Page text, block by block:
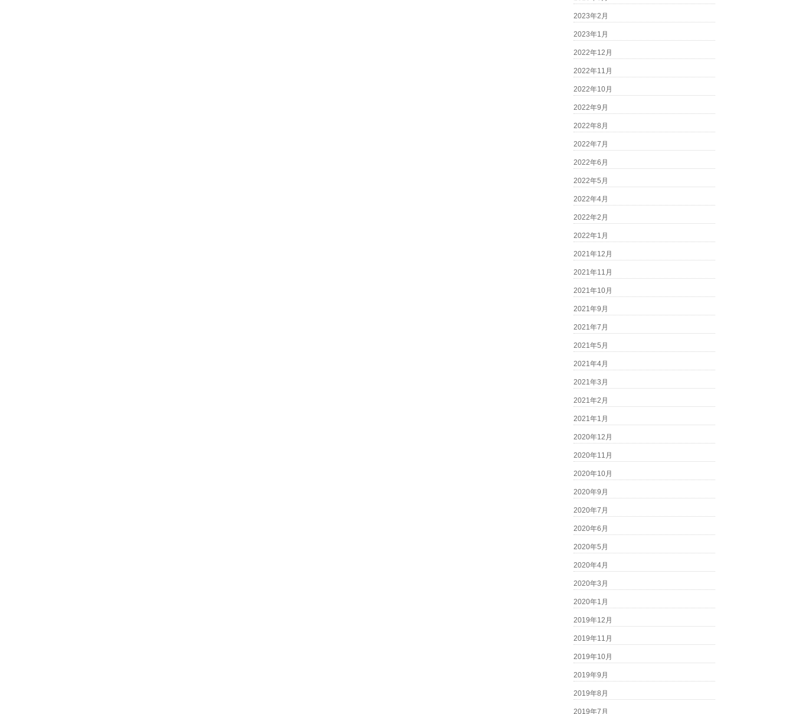
2023年2月
2023年1月
2022年12月
2022年11月
2022年10月
2022年9月
2022年8月
2022年7月
2022年6月
2022年5月
2022年4月
2022年2月
2022年1月
2021年12月
2021年11月
2021年10月
2021年9月
2021年7月
2021年5月
2021年4月
2021年3月
2021年2月
2021年1月
2020年12月
2020年11月
2020年10月
2020年9月
2020年7月
2020年6月
2020年5月
2020年4月
2020年3月
2020年1月
2019年12月
2019年11月
2019年10月
2019年9月
2019年8月
2019年7月